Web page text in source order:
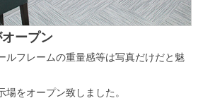
ープン
ルフレームの重量感等は写真だけだと魅
をオープン致しました。